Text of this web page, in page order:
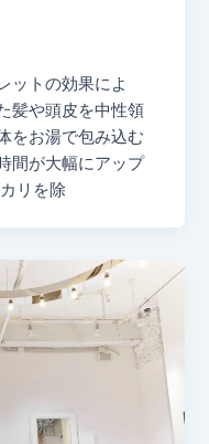
ットの効果によ
髪や頭皮を中性領
をお湯で包み込む
間が大幅にアップ
リを除